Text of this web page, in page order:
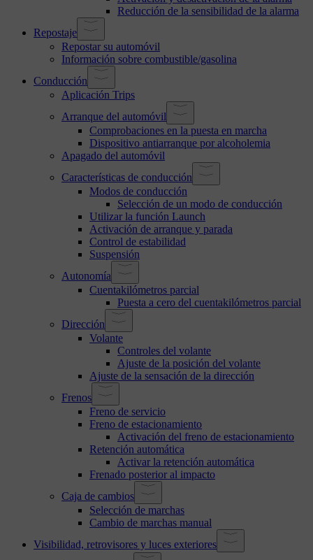
Reducción de la sensibilidad de la alarma
Repostaje
Repostar su automóvil
Información sobre combustible/gasolina
Conducción
Aplicación Trips
Arranque del automóvil
Comprobaciones en la puesta en marcha
Dispositivo antiarranque por alcoholemia
Apagado del automóvil
Características de conducción
Modos de conducción
Selección de un modo de conducción
Utilizar la función Launch
Activación de arranque y parada
Control de estabilidad
Suspensión
Autonomía
Cuentakilómetros parcial
Puesta a cero del cuentakilómetros parcial
Dirección
Volante
Controles del volante
Ajuste de la posición del volante
Ajuste de la sensación de la dirección
Frenos
Freno de servicio
Freno de estacionamiento
Activación del freno de estacionamiento
Retención automática
Activar la retención automática
Frenado posterior al impacto
Caja de cambios
Selección de marchas
Cambio de marchas manual
Visibilidad, retrovisores y luces exteriores